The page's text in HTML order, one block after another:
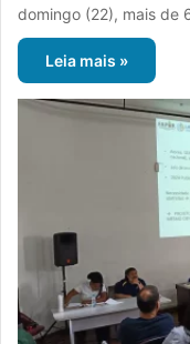
domingo (22), mais de
Leia mais »